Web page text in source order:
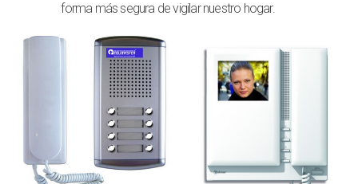
forma más segura de vigilar nuestro hogar.